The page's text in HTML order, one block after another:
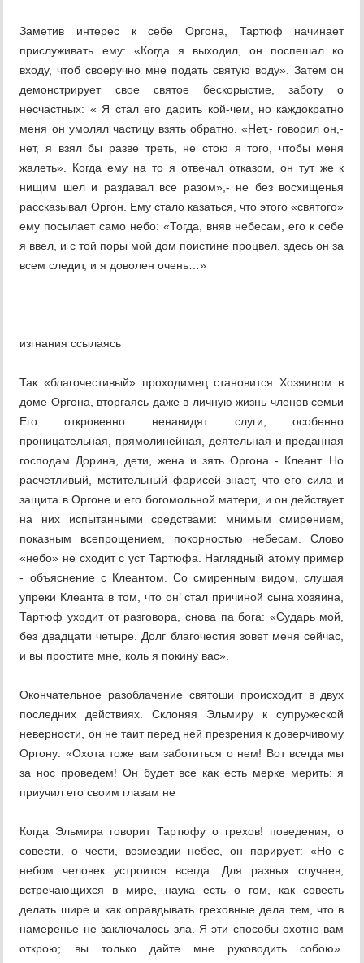
Заметив интерес к себе Оргона, Тартюф начинает
прислуживать ему: «Когда я выходил, он поспешал ко
входу, чтоб своеручно мне подать святую воду». Затем он
демонстрирует свое святое бескорыстие, заботу о
несчастных: « Я стал его дарить кой-чем, но каждократно
меня он умолял частицу взять обратно. «Нет,- говорил он,-
нет, я взял бы разве треть, не стою я того, чтобы меня
жалеть». Когда ему на то я отвечал отказом, он тут же к
нищим шел и раздавал все разом»,- не без восхищенья
рассказывал Оргон. Ему стало казаться, что этого «святого»
ему посылает само небо: «Тогда, вняв небесам, его к себе
я ввел, и с той поры мой дом поистине процвел, здесь он за
всем следит, и я доволен очень…»
изгнания ссылаясь
Так «благочестивый» проходимец становится Хозяином в
доме Оргона, вторгаясь даже в личную жизнь членов семьи
Его откровенно ненавидят слуги, особенно
проницательная, прямолинейная, деятельная и преданная
господам Дорина, дети, жена и зять Оргона - Клеант. Но
расчетливый, мстительный фарисей знает, что его сила и
защита в Оргоне и его богомольной матери, и он действует
на них испытанными средствами: мнимым смирением,
показным всепрощением, покорностью небесам. Слово
«небо» не сходит с уст Тартюфа. Наглядный атому пример
- объяснение с Клеантом. Со смиренным видом, слушая
упреки Клеанта в том, что он’ стал причиной сына хозяина,
Тартюф уходит от разговора, снова па бога: «Сударь мой,
без двадцати четыре. Долг благочестия зовет меня сейчас,
и вы простите мне, коль я покину вас».
Окончательное разоблачение святоши происходит в двух
последних действиях. Склоняя Эльмиру к супружеской
неверности, он не таит перед ней презрения к доверчивому
Оргону: «Охота тоже вам заботиться о нем! Вот всегда мы
за нос проведем! Он будет все как есть мерке мерить: я
приучил его своим глазам не
Когда Эльмира говорит Тартюфу о грехов! поведения, о
совести, о чести, возмездии небес, он парирует: «Но с
небом человек устроится всегда. Для разных случаев,
встречающихся в мире, наука есть о гом, как совесть
делать шире и как оправдывать греховные дела тем, что в
намеренье не заключалось зла. Я эти способы охотно вам
открою; вы только дайте мне руководить собою».